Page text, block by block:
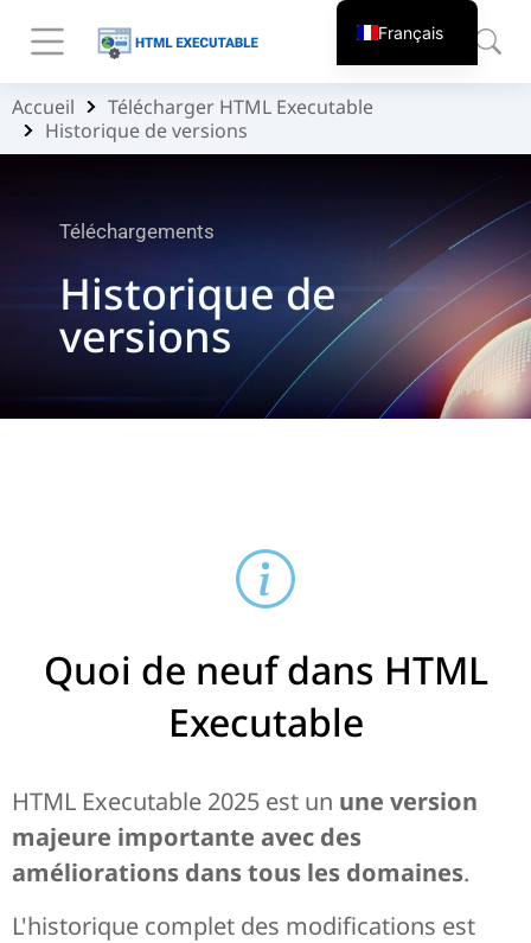
Vous êtes ici :
Accueil
Télécharger HTML Executable
Historique de versions
Téléchargements
Historique de
versions
Quoi de neuf dans HTML
Executable
HTML Executable 2025 est un une version
majeure importante avec des
améliorations dans tous les domaines.
L'historique complet des modifications est
Français